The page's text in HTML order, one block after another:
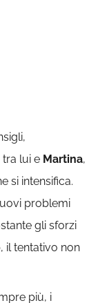
lui e Martina,
si intensifica.
problemi
gli sforzi
, il tentativo non
più, i